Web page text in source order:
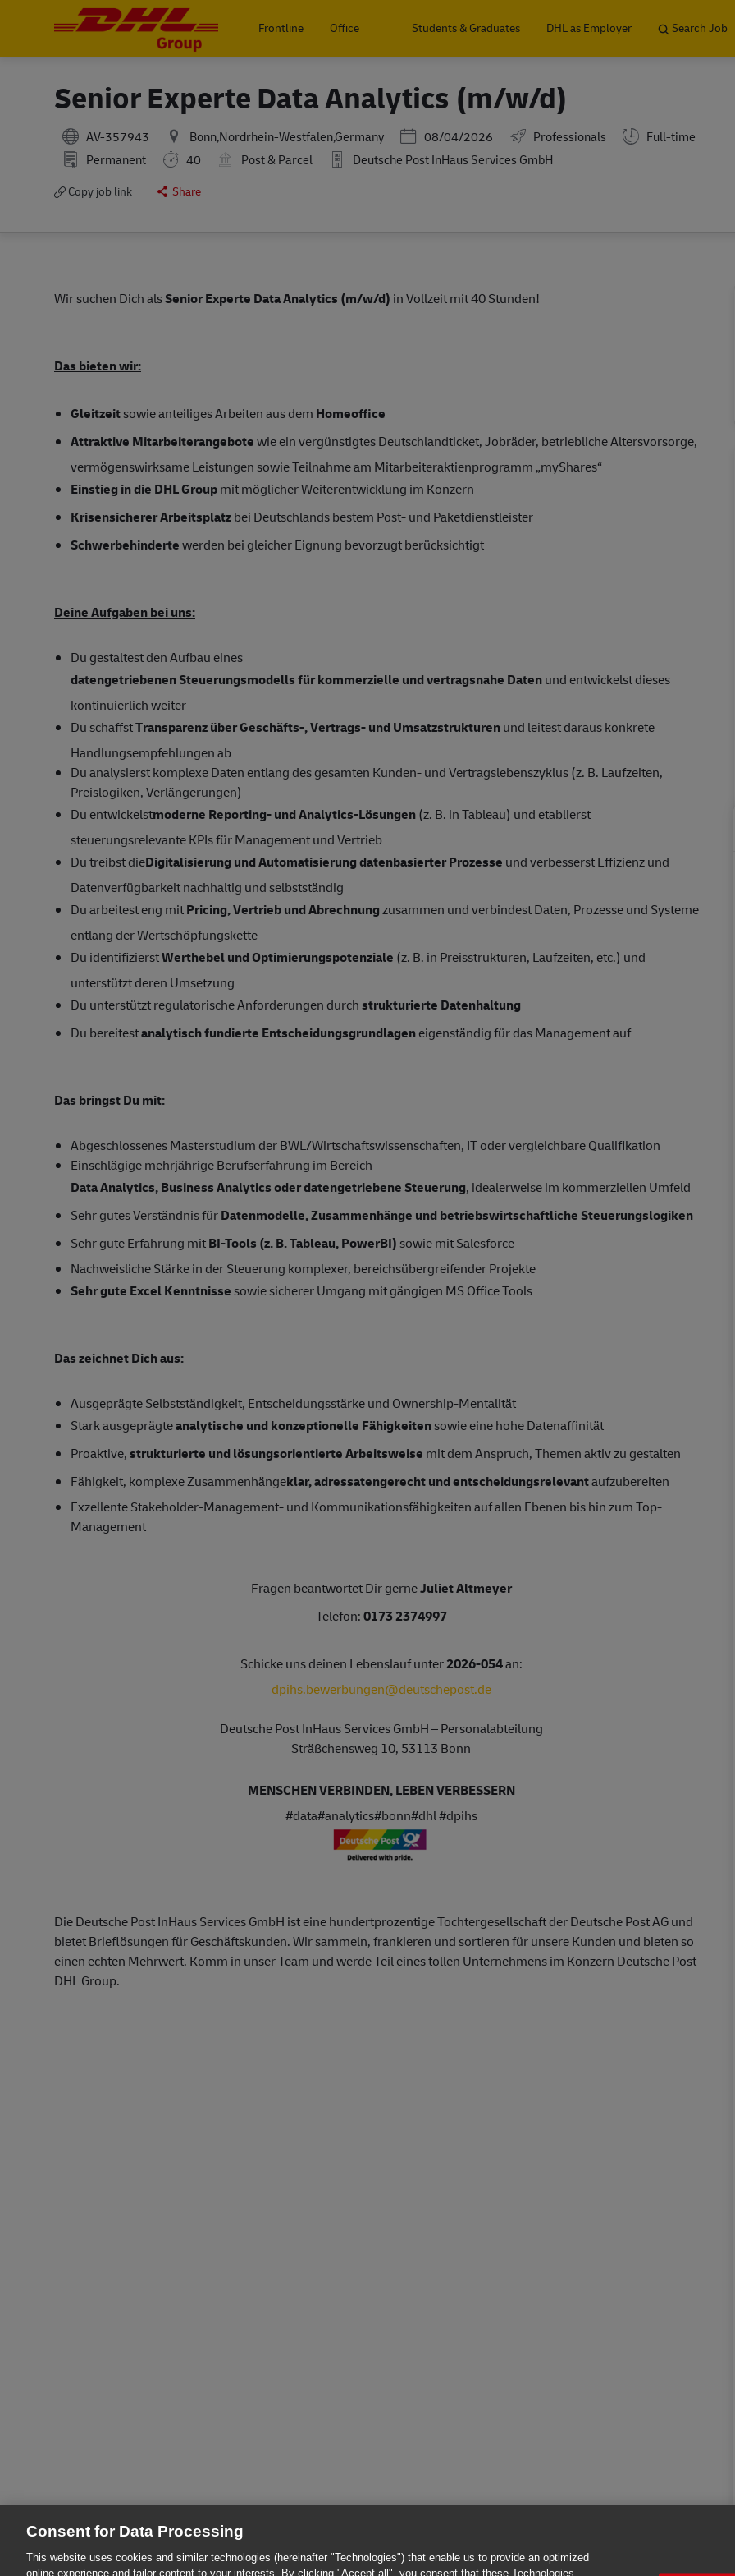
Frontline
Office Students & Graduates DHL as Employer Search Job
Senior Experte Data Analytics (m/w/d)
AV-357943 Bonn,Nordrhein-Westfalen,Germany Posted Date
08/04/2026 Professionals
Full-time
Permanent
40 Post & Parcel Deutsche Post InHaus Services GmbH
Copy job link Share
Wir suchen Dich alsSenior Experte Data Analytics (m/w/d) in Vollzeit mit 40 Stunden!
Das bieten wir:
Gleitzeitsowie anteiliges Arbeiten aus dem Homeoffice
Attraktive Mitarbeiterangebotewie ein vergünstigtes Deutschlandticket, Jobräder, betriebliche Altersvorsorge,
vermögenswirksame Leistungen sowie Teilnahme am Mitarbeiteraktienprogramm „myShares“
Einstieg in die DHL Groupmit möglicher Weiterentwicklung im Konzern
Krisensicherer Arbeitsplatzbei Deutschlands bestem Post- und Paketdienstleister
Schwerbehindertewerden bei gleicher Eignung bevorzugt berücksichtigt
Deine Aufgaben bei uns:
Du gestaltest den Aufbau eines
datengetriebenen Steuerungsmodells für kommerzielle und vertragsnahe Datenund entwickelst dieses
kontinuierlich weiter
Du schaffstTransparenz über Geschäfts-, Vertrags- und Umsatzstrukturenund leitest daraus konkrete
Handlungsempfehlungen ab
Du analysierst komplexe Daten entlang des gesamten Kunden- und Vertragslebenszyklus (z. B. Laufzeiten,
Preislogiken, Verlängerungen)
Du entwickelstmoderne Reporting- und Analytics-Lösungen(z. B. in Tableau) und etablierst
steuerungsrelevante KPIs für Management und Vertrieb
Du treibst dieDigitalisierung und Automatisierung datenbasierter Prozesse und verbesserst Effizienz und
Datenverfügbarkeit nachhaltig und selbstständig
Du arbeitest eng mitPricing, Vertrieb und Abrechnungzusammen und verbindest Daten, Prozesse und Systeme
entlang der Wertschöpfungskette
Du identifizierstWerthebel und Optimierungspotenziale (z. B. in Preisstrukturen, Laufzeiten, etc.) und
unterstützt deren Umsetzung
Du unterstützt regulatorische Anforderungen durchstrukturierte Datenhaltung
Du bereitestanalytisch fundierte Entscheidungsgrundlageneigenständig für das Management auf
Das bringst Du mit:
Abgeschlossenes Masterstudium der BWL/Wirtschaftswissenschaften, IT oder vergleichbare Qualifikation
Einschlägige mehrjährige Berufserfahrung im Bereich
Data Analytics, Business Analytics oder datengetriebene Steuerung, idealerweise im kommerziellen Umfeld
Sehr gutes Verständnis fürDatenmodelle, Zusammenhänge und betriebswirtschaftliche Steuerungslogiken
Sehr gute Erfahrung mitBI-Tools (z. B. Tableau, PowerBI)sowie mit Salesforce
Nachweisliche Stärke in der Steuerung komplexer, bereichsübergreifender Projekte
Sehr gute Excel Kenntnissesowie sicherer Umgang mit gängigen MS Office Tools
Das zeichnet Dich aus:
Ausgeprägte Selbstständigkeit, Entscheidungsstärke und Ownership-Mentalität
Stark ausgeprägteanalytische und konzeptionelle Fähigkeitensowie eine hohe Datenaffinität
Proaktive,strukturierte und lösungsorientierte Arbeitsweise mit dem Anspruch, Themen aktiv zu gestalten
Fähigkeit, komplexe Zusammenhängeklar, adressatengerecht und entscheidungsrelevantaufzubereiten
Exzellente Stakeholder-Management- und Kommunikationsfähigkeiten auf allen Ebenen bis hin zum Top-
Management
Fragen beantwortet Dir gerneJuliet Altmeyer
Telefon:0173 2374997
Schicke uns deinen Lebenslauf unter2026-054an:
dpihs.bewerbungen@deutschepost.de
Deutsche Post InHaus Services GmbH – Personalabteilung
Sträßchensweg 10, 53113 Bonn
MENSCHEN VERBINDEN, LEBEN VERBESSERN
#data#analytics#bonn#dhl #dpihs
Die Deutsche Post InHaus Services GmbH ist eine hundertprozentige Tochtergesellschaft der Deutsche Post AG und
bietet Brieflösungen für Geschäftskunden. Wir sammeln, frankieren und sortieren für unsere Kunden und bieten so
einen echten Mehrwert. Komm in unser Team und werde Teil eines tollen Unternehmens im Konzern Deutsche Post
DHL Group.
Consent for Data Processing
This website uses cookies and similar technologies (hereinafter "Technologies") that enable us to provide an optimized
online experience and tailor content to your interests. By clicking "Accept all", you consent that these Technologies